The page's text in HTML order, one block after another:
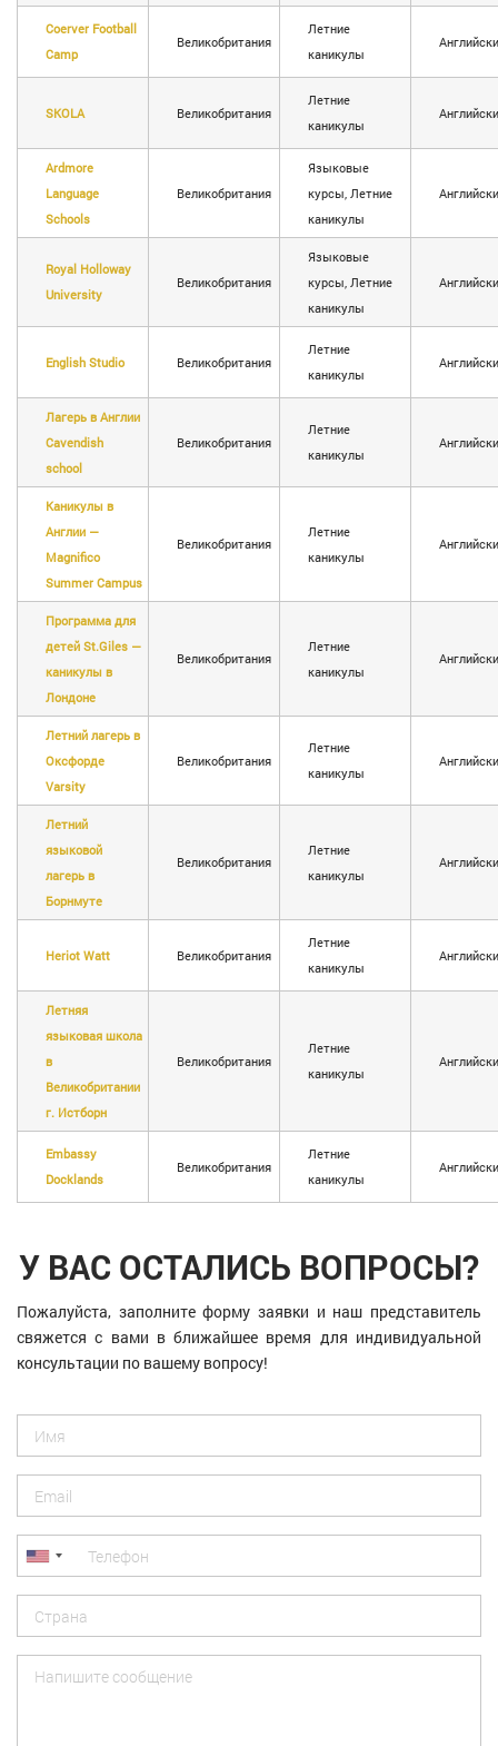
Coerver Football
Camp
Великобритания
Летние
каникулы
SKOLA Великобритания
Летние
каникулы
Ardmore
Language
Schools
Великобритания
Языковые
курсы, Летние
каникулы
Royal Holloway
University
Великобритания
Языковые
курсы, Летние
каникулы
English Studio Великобритания
Летние
каникулы
Лагерь в Англии
Cavendish
school
Великобритания
Летние
каникулы
Каникулы в
Англии —
Magnifico
Summer Campus
Великобритания
Летние
каникулы
Программа для
детей St.Giles —
каникулы в
Лондоне
Великобритания
Летние
каникулы
Летний лагерь в
Оксфорде
Varsity
Великобритания
Летние
каникулы
Летний
языковой
лагерь в
Борнмуте
Великобритания
Летние
каникулы
Heriot Watt Великобритания
Летние
каникулы
Летняя
языковая школа
в
Великобритании
г. Истборн
Великобритания
Летние
каникулы
Embassy
Docklands
Великобритания
Летние
каникулы
У ВАС ОСТАЛИСЬ ВОПРОСЫ?
Пожалуйста, заполните форму заявки и наш представитель
свяжется с вами в ближайшее время для индивидуальной
консультации по вашему вопросу!